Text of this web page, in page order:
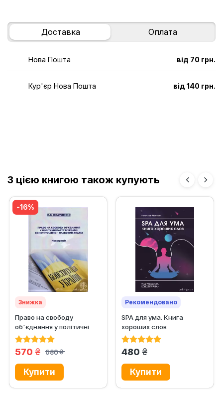
Доставка Оплата
Нова Пошта від 70 грн.
Кур'єр Нова Пошта від 140 грн.
З цією книгою також купують
Знижка
Право на свободу
об'єднання у політичні
партії в Україні:...
-16%
680
грн.
570 грн.
Рекомендовано
SPA для ума. Книга
хороших слов
480 грн.